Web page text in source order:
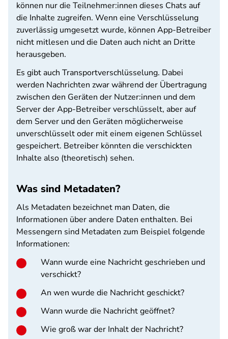
können nur die Teilnehmer:innen dieses Chats auf
die Inhalte zugreifen. Wenn eine Verschlüsselung
zuverlässig umgesetzt wurde, können App-Betreiber
nicht mitlesen und die Daten auch nicht an Dritte
herausgeben.
Es gibt auch Transportverschlüsselung. Dabei
werden Nachrichten zwar während der Übertragung
zwischen den Geräten der Nutzer:innen und dem
Server der App-Betreiber verschlüsselt, aber auf
dem Server und den Geräten möglicherweise
unverschlüsselt oder mit einem eigenen Schlüssel
gespeichert. Betreiber könnten die verschickten
Inhalte also (theoretisch) sehen.
Was sind Metadaten?
Als Metadaten bezeichnet man Daten, die
Informationen über andere Daten enthalten. Bei
Messengern sind Metadaten zum Beispiel folgende
Informationen:
Wann wurde eine Nachricht geschrieben und
verschickt?
An wen wurde die Nachricht geschickt?
Wann wurde die Nachricht geöffnet?
Wie groß war der Inhalt der Nachricht?